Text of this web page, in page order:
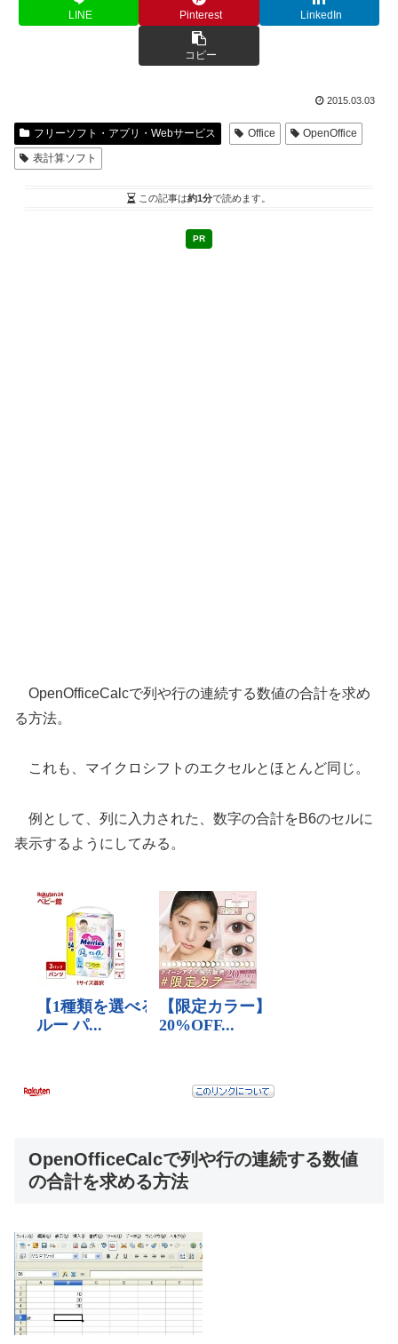
LINE Pinterest LinkedIn
コピー
2015.03.03
フリーソフト・アプリ・Webサービス Office
OpenOffice
表計算ソフト
この記事は約1分で読めます。
PR
OpenOfficeCalcで列や行の連続する数値の合計を求め
る方法。
これも、マイクロシフトのエクセルとほとんど同じ。
例として、列に入力された、数字の合計をB6のセルに
表示するようにしてみる。
OpenOfficeCalcで列や行の連続する数値
の合計を求める方法